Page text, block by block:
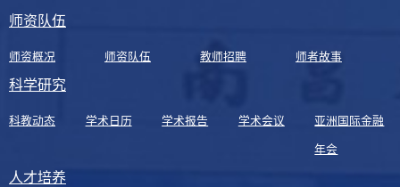
师资队伍
师资概况 师资队伍 教师招聘 师者故事
科学研究
科教动态 学术日历 学术报告 学术会议 亚洲国际金融
年会
人才培养